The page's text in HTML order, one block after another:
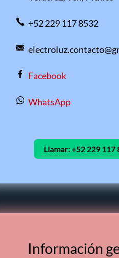
+52 229 117 8532
Facebook
WhatsApp
Llamar:+52 229 117
Información